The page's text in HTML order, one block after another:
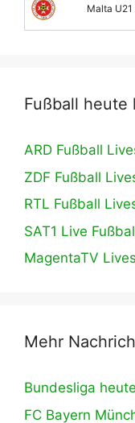
Malta U21
Fußball heute
ARD Fußball
ZDF Fußball
RTL Fußball
SAT1 Live
MagentaTV
Mehr
Bundesliga heute
FC Bayern